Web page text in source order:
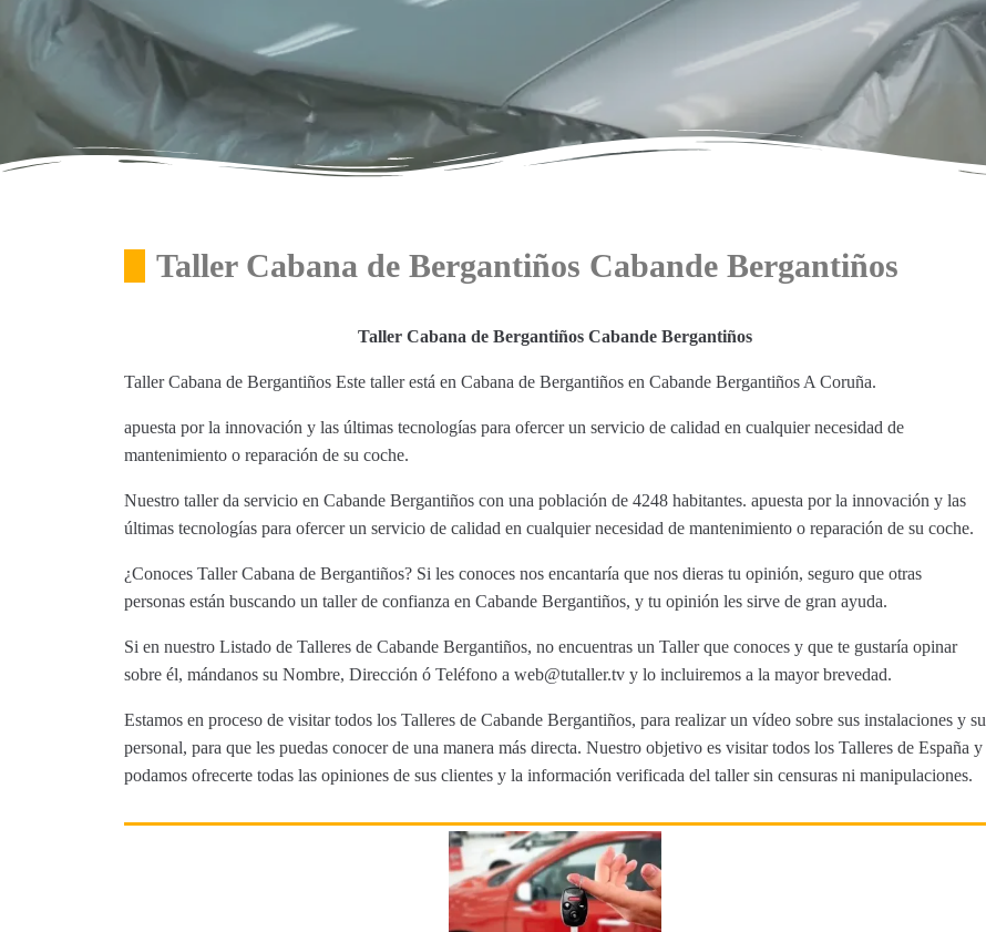
Taller Cabana de Bergantiños Cabande Bergantiños
Taller Cabana de Bergantiños Cabande Bergantiños
Taller Cabana de Bergantiños Este taller está en Cabana de Bergantiños en Cabande Bergantiños A Coruña.
apuesta por la innovación y las últimas tecnologías para ofercer un servicio de calidad en cualquier necesidad de
mantenimiento o reparación de su coche.
Nuestro taller da servicio en Cabande Bergantiños con una población de 4248 habitantes. apuesta por la innovación y las
últimas tecnologías para ofercer un servicio de calidad en cualquier necesidad de mantenimiento o reparación de su coche.
¿Conoces Taller Cabana de Bergantiños? Si les conoces nos encantaría que nos dieras tu opinión, seguro que otras
personas están buscando un taller de confianza en Cabande Bergantiños, y tu opinión les sirve de gran ayuda.
Si en nuestro Listado de Talleres de Cabande Bergantiños, no encuentras un Taller que conoces y que te gustaría opinar
sobre él, mándanos su Nombre, Dirección ó Teléfono a web@tutaller.tv y lo incluiremos a la mayor brevedad.
Estamos en proceso de visitar todos los Talleres de Cabande Bergantiños, para realizar un vídeo sobre sus instalaciones y su
personal, para que les puedas conocer de una manera más directa. Nuestro objetivo es visitar todos los Talleres de España y
podamos ofrecerte todas las opiniones de sus clientes y la información verificada del taller sin censuras ni manipulaciones.